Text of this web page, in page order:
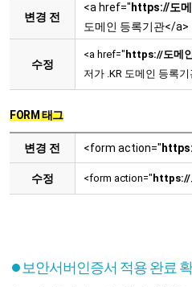
변경 전
<a href=" https://도메
도메인 등록기관</a>
수정
<a href=" https://도메
저가 .KR 도메인 등록
FORM 태그
변경 전 <form action="
수정 <form action=" https://
보안서버인증서 적용 완료